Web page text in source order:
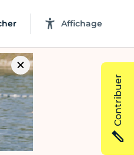
Affichage
Contribuer